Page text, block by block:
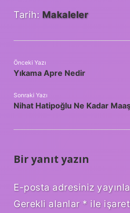
Tarih: Makaleler
Önceki Yazı
Yıkama Apre Nedir
Sonraki Yazı
Nihat Hatipoğlu Ne Kadar
Bir yanıt yazın
E-posta adresiniz
Gerekli alanlar * ile